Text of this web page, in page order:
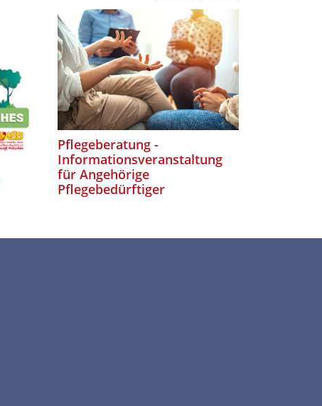
Pflegeberatung -
Informationsveranstaltung
für Angehörige
Pflegebedürftiger